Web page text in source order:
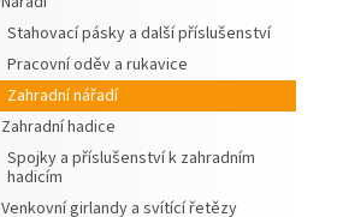
Stahovací pásky a další příslušenství
Pracovní oděv a rukavice
Zahradní nářadí
Zahradní hadice
Spojky a příslušenství k zahradním
hadicím
Venkovní girlandy a svítící řetězy